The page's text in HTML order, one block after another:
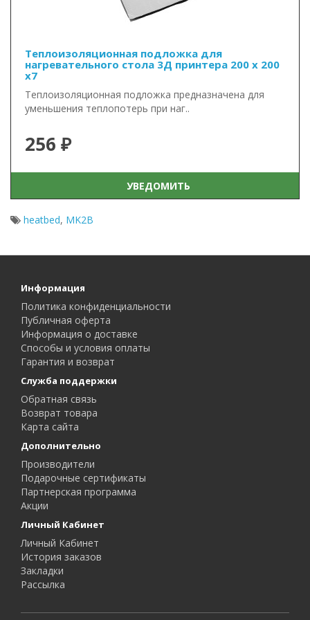
Теплоизоляционная подложка для
нагревательного стола 3Д принтера 200 x 200
x7
Теплоизоляционная подложка предназначена для
уменьшения теплопотерь при наг..
256 ₽
УВЕДОМИТЬ
heatbed, MK2B
Информация
Политика конфиденциальности
Публичная оферта
Информация о доставке
Способы и условия оплаты
Гарантия и возврат
Служба поддержки
Обратная связь
Возврат товара
Карта сайта
Дополнительно
Производители
Подарочные сертификаты
Партнерская программа
Акции
Личный Кабинет
Личный Кабинет
История заказов
Закладки
Рассылка